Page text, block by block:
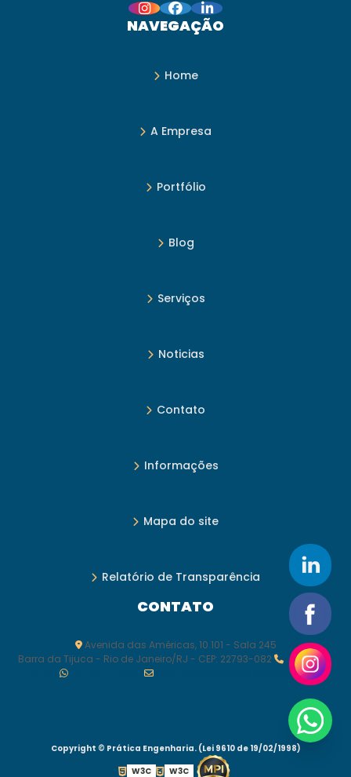
NAVEGAÇÃO
Home
A Empresa
Portfólio
Blog
Serviços
Noticias
Contato
Informações
Mapa do site
Relatório de Transparência
CONTATO
Avenida das Américas, 10.101 - Sala 245
Barra da Tijuca - Rio de Janeiro/RJ - CEP: 22793-082
(21) 3472-
adm@praticaengenharia.com.br
Copyright © Prática Engenharia. (Lei 9610 de 19/02/1998)
W3C
W3C